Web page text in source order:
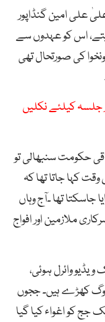
علی امین گنڈاپور
اس کو عہدوں سے
جو پختونخوا کی صورتحال تھی
جلسہ کیلئے نکلیں
حکومت سنبھالی تو
وقت کہا جاتا تھا کہ
جاسکتا تھا ۔آج وہاں
ملازمین اور افواج
وائرل ہوئی،
لوگ کھڑے ہیں۔ ججوں
کو اغواء کیا گیا